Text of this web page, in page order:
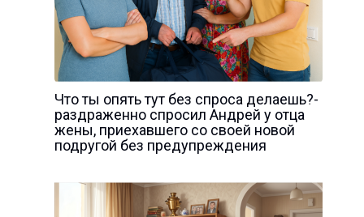
Что ты опять тут без спроса делаешь?-
раздраженно спросил Андрей у отца
жены, приехавшего со своей новой
подругой без предупреждения